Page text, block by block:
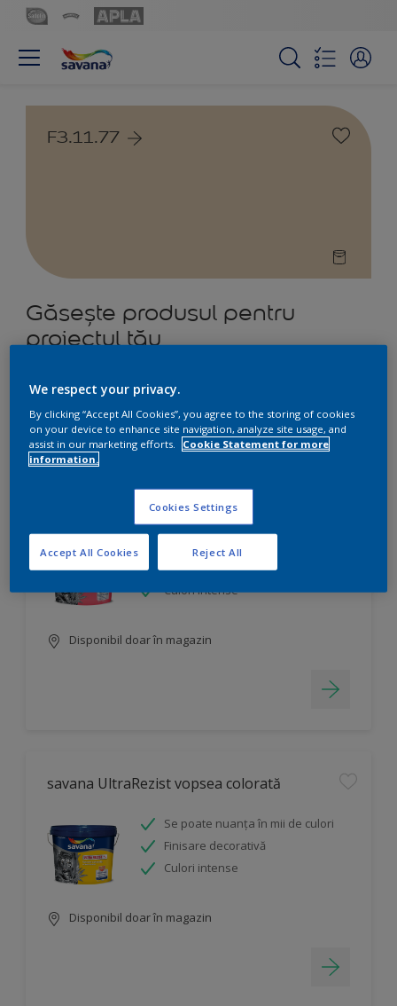
F3.11.77
Găsește produsul pentru
proiectul tău
5Produs găsit
Filtru
savana Superculoare
Se poate nuanța în mii de culori
Finisare decorativă
Culori intense
Disponibil doar în magazin
savana UltraRezist vopsea colorată
Se poate nuanța în mii de culori
Finisare decorativă
Culori intense
Disponibil doar în magazin
We respect your privacy.
By clicking “Accept All Cookies”, you agree to the storing of cookies
on your device to enhance site navigation, analyze site usage, and
assist in our marketing efforts.
Cookie Statement for more
information.
Cookies Settings
Reject All
Accept All Cookies